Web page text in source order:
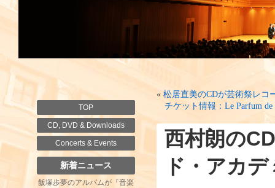
TOP
CD, DVD & Downloads
Concerts & Events
新着ニュース
飯塚歩夢のアルバムが『音楽
« 松居直美のCDが芸術祭レコ
チケット情報：Le Parfum
西村朗の
ド・アカ